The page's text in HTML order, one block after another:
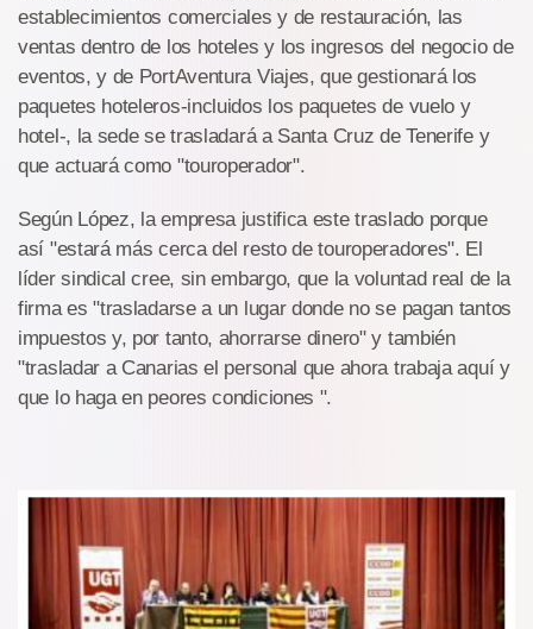
establecimientos comerciales y de restauración, las
ventas dentro de los hoteles y los ingresos del negocio de
eventos, y de PortAventura Viajes, que gestionará los
paquetes hoteleros-incluidos los paquetes de vuelo y
hotel-, la sede se trasladará a Santa Cruz de Tenerife y
que actuará como "touroperador".
Según López, la empresa justifica este traslado porque
así "estará más cerca del resto de touroperadores". El
líder sindical cree, sin embargo, que la voluntad real de la
firma es "trasladarse a un lugar donde no se pagan tantos
impuestos y, por tanto, ahorrarse dinero" y también
"trasladar a Canarias el personal que ahora trabaja aquí y
que lo haga en peores condiciones ".